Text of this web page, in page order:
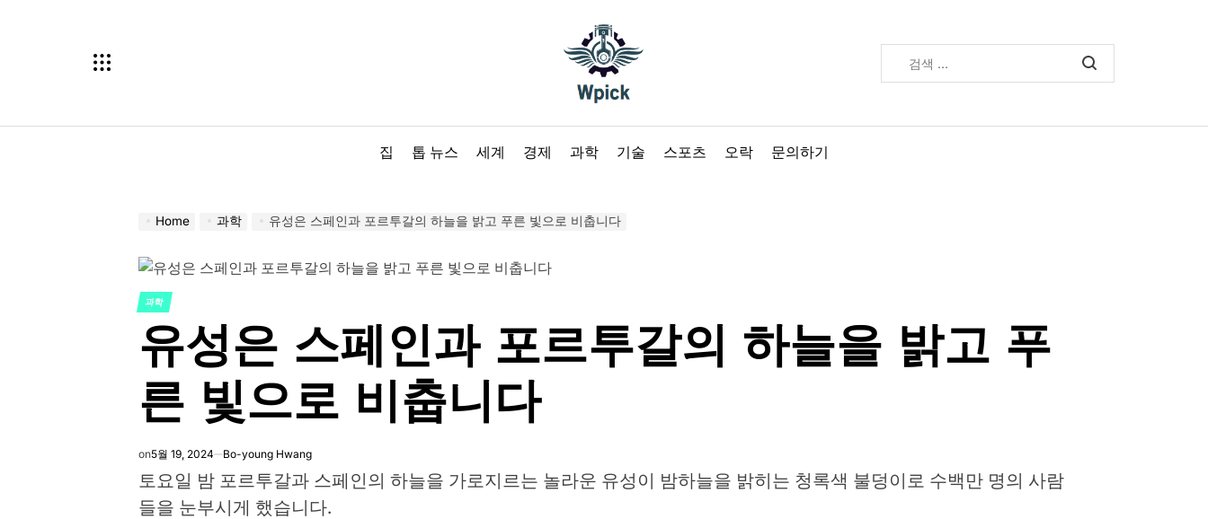
집 톱 뉴스 세계 경제 과학 기술 스포츠 오락 문의하기
Home 과학 유성은 스페인과 포르투갈의 하늘을 밝고 푸른 빛으로 비춥니다
POSTED
과학
유성은 스페인과 포르투갈의 하늘을 밝고 푸
른 빛으로 비춥니다
on5월 19, 2024 Bo-young Hwang
토요일 밤 포르투갈과 스페인의 하늘을 가로지르는 놀라운 유성이 밤하늘을 밝히는 청록색 불덩이로 수백만 명의 사람
들을 눈부시게 했습니다.